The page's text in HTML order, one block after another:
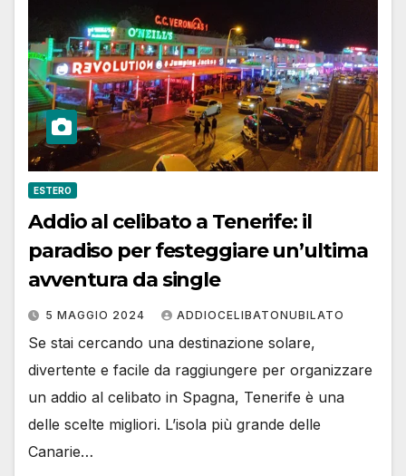
ESTERO
Addio al celibato a Tenerife: il
paradiso per festeggiare un’ultima
avventura da single
5 MAGGIO 2024 ADDIOCELIBATONUBILATO
Se stai cercando una destinazione solare,
divertente e facile da raggiungere per organizzare
un addio al celibato in Spagna, Tenerife è una
delle scelte migliori. L’isola più grande delle
Canarie…